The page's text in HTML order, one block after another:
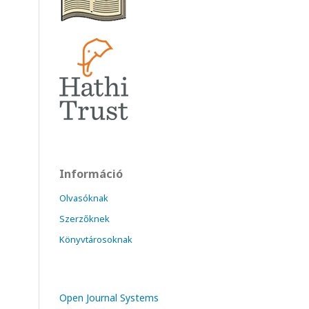
Információ
Olvasóknak
Szerzőknek
Könyvtárosoknak
Open Journal Systems